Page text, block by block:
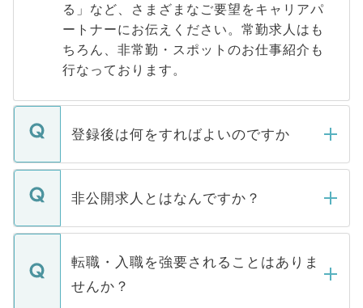
る」など、さまざまなご要望をキャリアパ
ートナーにお伝えください。常勤求人はも
ちろん、非常勤・スポットのお仕事紹介も
行なっております。
登録後は何をすればよいのですか
ご登録いただきましたら、弊社担当者がご
登録内容を確認し、その後メールもしくは
ます。通常、5営業日以内にはご連絡をせて
いただきますので、しばらくお待ちくださ
非公開求人とはなんですか？
マイナビDOCTORで取り扱っている求人の
うち約3割は、Webサイトからご覧いただ
けない「非公開求人」です。非公開求人は
下記の理由によって、一般には公開してい
転職・入職を強要されることはありま
せんか？